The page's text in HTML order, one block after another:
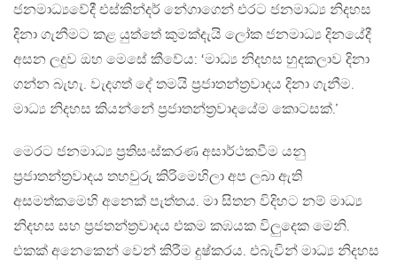
ජනමාධ්‍යවේදී එස්කින්දර් නේගාගෙන් එරට ජනමාධ්‍ය නිදහස
දිනා ගැනීමට කළ යුත්තේ කුමක්දැයි ලෝක ජනමාධ්‍ය දිනයේදී
අසන ලදුව ඔහ මෙසේ කීවේය: ‘මාධ්‍ය නිදහස හුදකලාව දිනා
ගන්න බැහැ. වැදගත් දේ තමයි ප්‍රජාතන්ත්‍රවාදය දිනා ගැනීම.
මාධ්‍ය නිදහස කියන්නේ ප්‍රජාතන්ත්‍රවාදයේම කොටසක්.’
මෙරට ජනමාධ්‍ය ප්‍රතිසංස්කරණ අසාර්ථකවීම යනු
ප්‍රජාතන්ත්‍රවාදය තහවුරු කිරිමෙහිලා අප ලබා ඇති
අසමත්කමෙහි අනෙක් පැත්තය. මා සිතන විදිහට නම් මාධ්‍ය
නිදහස සහ ප්‍රජතන්ත්‍රවාදය එකම කඹයක විලුදෙක මෙනි.
එකක් අනෙකෙන් වෙන් කිරීම දුෂ්කරය. එබැවින් මාධ්‍ය නිදහස